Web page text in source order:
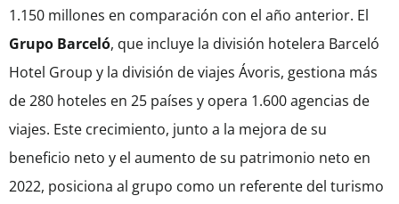
1.150 millones en comparación con el año anterior. El
Grupo Barceló, que incluye la división hotelera Barceló
Hotel Group y la división de viajes Ávoris, gestiona más
de 280 hoteles en 25 países y opera 1.600 agencias de
viajes. Este crecimiento, junto a la mejora de su
beneficio neto y el aumento de su patrimonio neto en
2022, posiciona al grupo como un referente del turismo